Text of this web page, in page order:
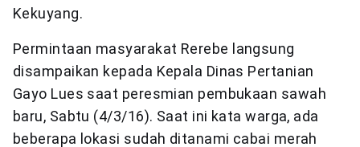
Kekuyang.
Permintaan masyarakat Rerebe langsung
disampaikan kepada Kepala Dinas Pertanian
Gayo Lues saat peresmian pembukaan sawah
baru, Sabtu (4/3/16). Saat ini kata warga, ada
beberapa lokasi sudah ditanami cabai merah